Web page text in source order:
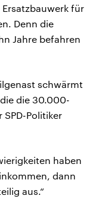
für
Denn die
Jahre befahren
schwärmt
die 30.000-
Politiker
haben
dann
aus.“